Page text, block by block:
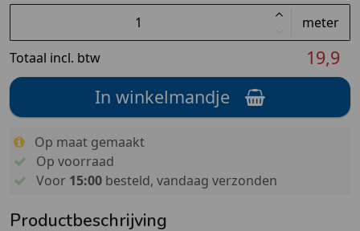
meter
Totaal incl. btw
19,9
In winkelmandje
Op maat gemaakt
Op voorraad
Voor 15:00besteld, vandaag verzonden
Productbeschrijving